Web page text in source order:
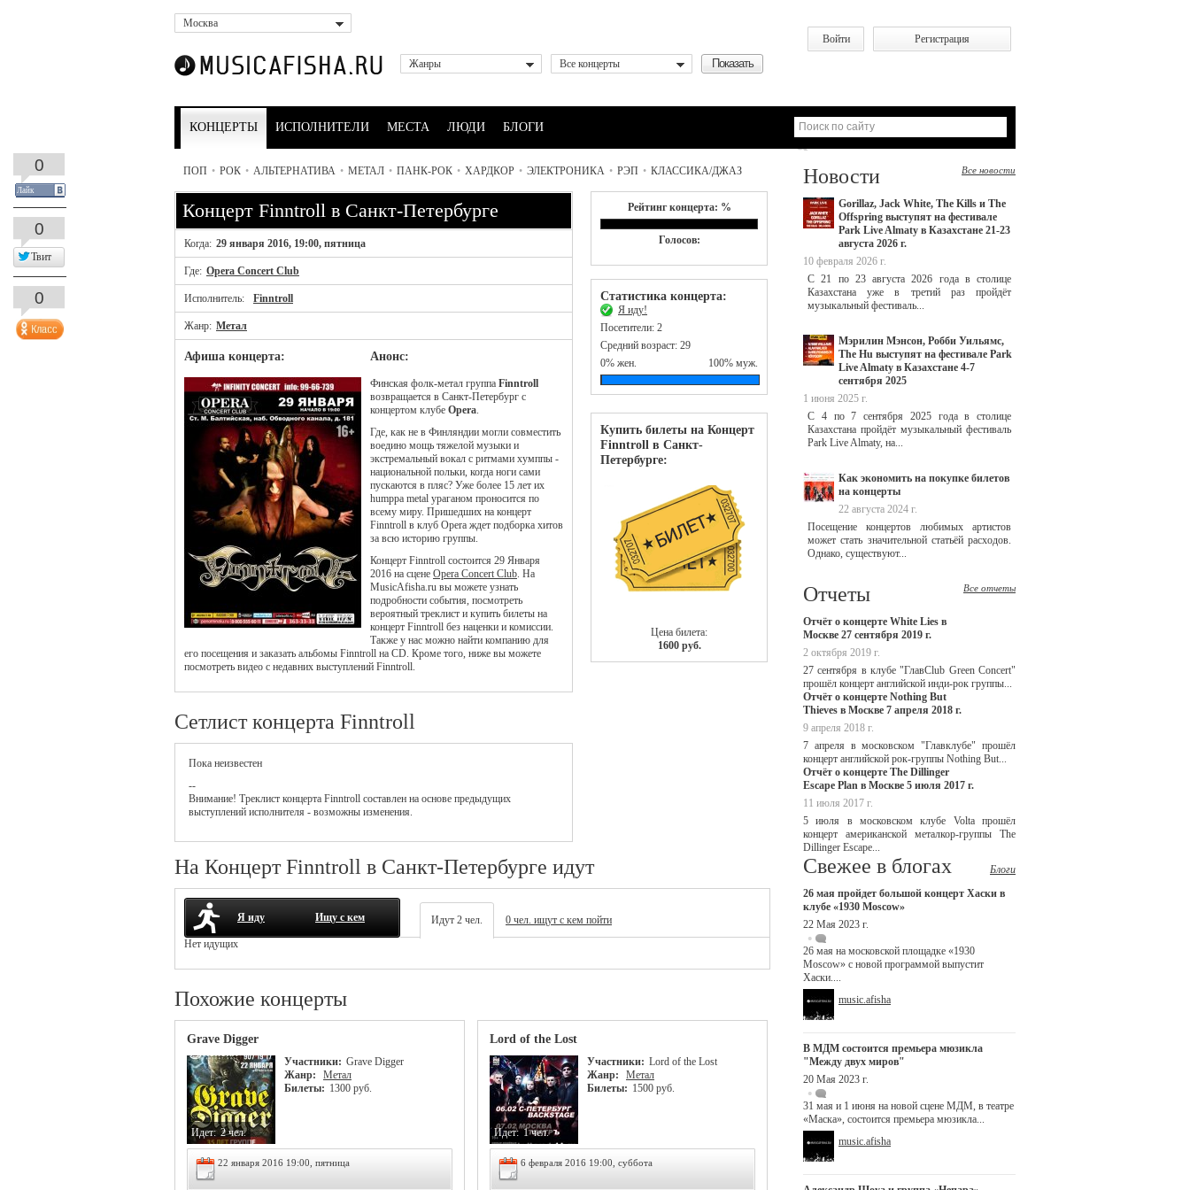
Москва
Войти
Регистрация
Жанры
Все концерты
КОНЦЕРТЫ ИСПОЛНИТЕЛИ МЕСТА ЛЮДИ БЛОГИ
ПОП • РОК • АЛЬТЕРНАТИВА • МЕТАЛ • ПАНК-РОК • ХАРДКОР • ЭЛЕКТРОНИКА • РЭП • КЛАССИКА/ДЖАЗ
Рейтинг концерта: %
Голосов:
Статистика концерта:
Я иду!
Посетители: 2
Средний возраст: 29
0% жен.
100% муж.
Купить билеты на Концерт
Finntroll в Санкт-
Петербурге:
Цена билета:
1600 руб.
Концерт Finntroll в Санкт-Петербурге
Когда: 29 января 2016, 19:00, пятница
Где: Opera Concert Club
Исполнитель: Finntroll
Жанр: Метал
Афиша концерта: Анонс:
Финская фолк-метал группа Finntroll
возвращается в Санкт-Петербург с
концертом клубе Opera.
Где, как не в Финляндии могли совместить
воедино мощь тяжелой музыки и
экстремальный вокал с ритмами хумппы -
национальной польки, когда ноги сами
пускаются в пляс? Уже более 15 лет их
humppa metal ураганом проносится по
всему миру. Пришедших на концерт
Finntroll в клуб Opera ждет подборка хитов
за всю историю группы.
Концерт Finntroll состоится 29 Января
2016 на сцене Opera Concert Club. На
MusicAfisha.ru вы можете узнать
подробности события, посмотреть
вероятный треклист и купить билеты на
концерт Finntroll без наценки и комиссии.
Также у нас можно найти компанию для
его посещения и заказать альбомы Finntroll на CD. Кроме того, ниже вы можете
посмотреть видео с недавних выступлений Finntroll.
Сетлист концерта Finntroll
Пока неизвестен
--
Внимание! Треклист концерта Finntroll составлен на основе предыдущих
выступлений исполнителя - возможны изменения.
На Концерт Finntroll в Санкт-Петербурге идут
Я иду Ищу с кем Идут 2 чел.
0 чел. ищут с кем пойти
Нет идущих
Похожие концерты
Grave Digger
Участники: Grave Digger
Жанр:
Метал
Билеты: 1300 руб.
Идет: 2 чел.
22 января 2016 19:00, пятница
Lord of the Lost
Участники: Lord of the Lost
Жанр:
Метал
Билеты: 1500 руб.
Идет: 1 чел.
6 февраля 2016 19:00, суббота
Новости Все новости
Gorillaz, Jack White, The Kills и The
Offspring выступят на фестивале
Park Live Almaty в Казахстане 21-23
августа 2026 г.
10 февраля 2026 г.
С 21 по 23 августа 2026 года в столице
Казахстана уже в третий раз пройдёт
музыкальный фестиваль...
Мэрилин Мэнсон, Робби Уильямс,
The Hu выступят на фестивале Park
Live Almaty в Казахстане 4-7
сентября 2025
1 июня 2025 г.
С 4 по 7 сентября 2025 года в столице
Казахстана пройдёт музыкальный фестиваль
Park Live Almaty, на...
Как экономить на покупке билетов
на концерты
22 августа 2024 г.
Посещение концертов любимых артистов
может стать значительной статьёй расходов.
Однако, существуют...
Отчеты Все отчеты
Отчёт о концерте White Lies в
Москве 27 сентября 2019 г.
2 октября 2019 г.
27 сентября в клубе "ГлавClub Green Concert"
прошёл концерт английской инди-рок группы...
Отчёт о концерте Nothing But
Thieves в Москве 7 апреля 2018 г.
9 апреля 2018 г.
7 апреля в московском "Главклубе" прошёл
концерт английской рок-группы Nothing But...
Отчёт о концерте The Dillinger
Escape Plan в Москве 5 июля 2017 г.
11 июля 2017 г.
5 июля в московском клубе Volta прошёл
концерт американской металкор-группы The
Dillinger Escape...
Свежее в блогах
Блоги
26 мая пройдет большой концерт Хаски в
клубе «1930 Moscow»
22 Мая 2023 г.
26 мая на московской площадке «1930
Moscow» с новой программой выпустит
Хаски....
music.afisha
В МДМ состоится премьера мюзикла
"Между двух миров"
20 Мая 2023 г.
31 мая и 1 июня на новой сцене МДМ, в театре
«Маска», состоится премьера мюзикла...
music.afisha
0
Лайк
0
Твит
0